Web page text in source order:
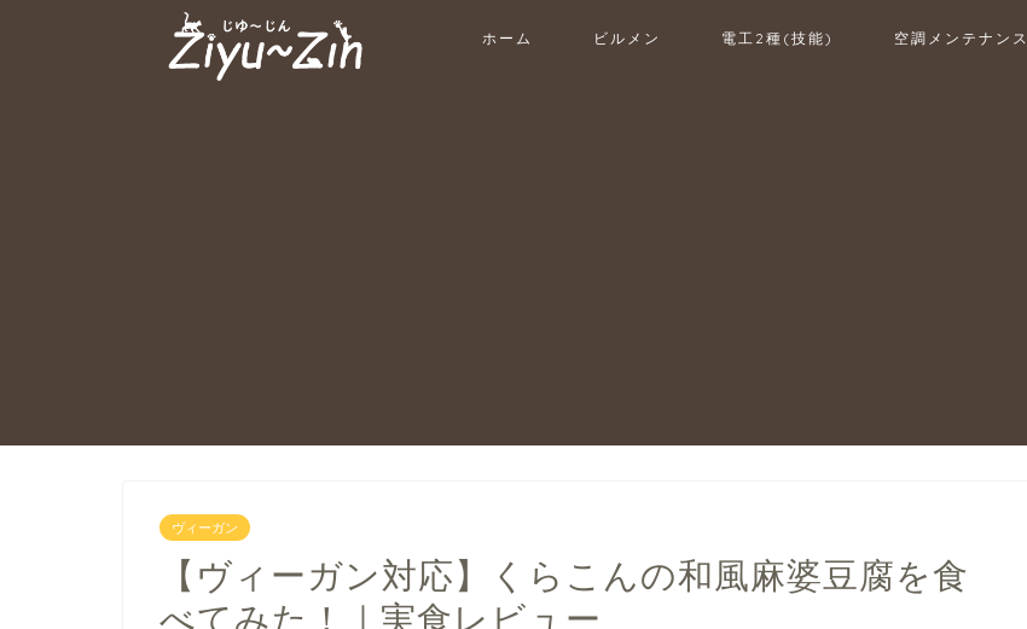
ホーム ビルメン 電工2種(技能) 空調メンテナンス
ヴィーガン
【ヴィーガン対応】くらこんの和風麻婆豆腐を食
べてみた！｜実食レビュー